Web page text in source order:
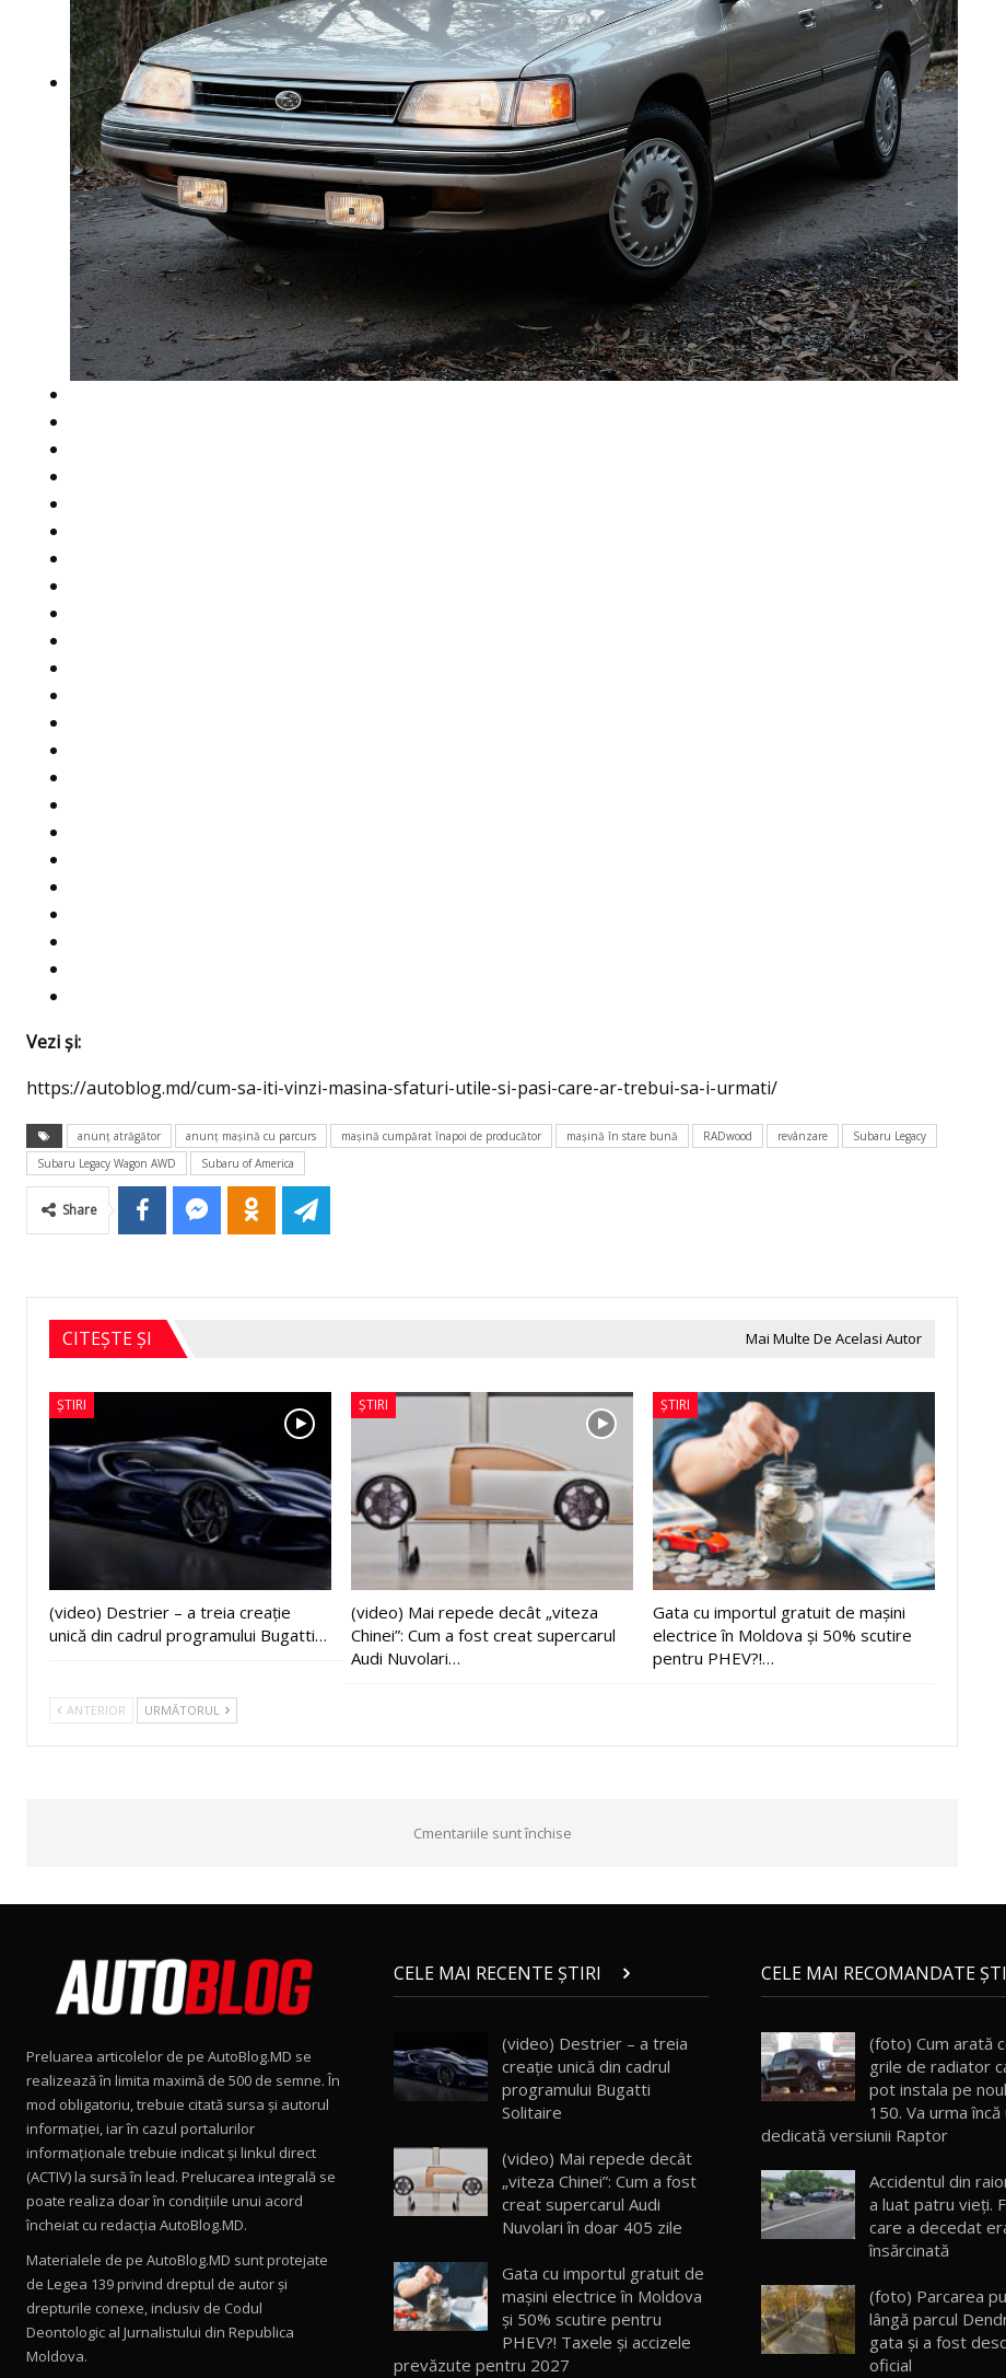
Vezi şi:
https://autoblog.md/cum-sa-iti-vinzi-masina-sfaturi-utile-si-pasi-care-ar-trebui-sa-i-urmati/
anunţ atrăgător anunţ maşină cu parcurs maşină cumpărat înapoi de producător maşină în stare bună RADwood revânzare
Subaru Legacy
Subaru Legacy Wagon AWD
Subaru of America
Share
CITEȘTE ȘI Mai Multe De Acelasi Autor
ȘTIRI
(video) Destrier – a treia creație
unică din cadrul programului Bugatti…
ȘTIRI
(video) Mai repede decât „viteza
Chinei”: Cum a fost creat supercarul
Audi Nuvolari…
ȘTIRI
Gata cu importul gratuit de mașini
electrice în Moldova și 50% scutire
pentru PHEV?!…
ANTERIOR URMĂTORUL
Cmentariile sunt închise
Preluarea articolelor de pe AutoBlog.MD se
realizează în limita maximă de 500 de semne. În
mod obligatoriu, trebuie citată sursa și autorul
informației, iar în cazul portalurilor
informaționale trebuie indicat și linkul direct
(ACTIV) la sursă în lead. Prelucarea integrală se
poate realiza doar în condițiile unui acord
încheiat cu redacţia AutoBlog.MD.
Materialele de pe AutoBlog.MD sunt protejate
de Legea 139 privind dreptul de autor și
drepturile conexe, inclusiv de Codul
Deontologic al Jurnalistului din Republica
Moldova.
CELE MAI RECENTE ȘTIRI
(video) Destrier – a treia
creație unică din cadrul
programului Bugatti
Solitaire
(video) Mai repede decât
„viteza Chinei”: Cum a fost
creat supercarul Audi
Nuvolari în doar 405 zile
Gata cu importul gratuit de
mașini electrice în Moldova
și 50% scutire pentru
PHEV?! Taxele și accizele
prevăzute pentru 2027
CELE MAI RECOMANDATE
(foto) Cum arată
grile de radiator
pot instala pe
150. Va urma încă
dedicată versiunii Raptor
Accidentul din
a luat patru vieţi.
care a decedat
însărcinată
(foto) Parcarea
lângă parcul
gata şi a fost
oficial